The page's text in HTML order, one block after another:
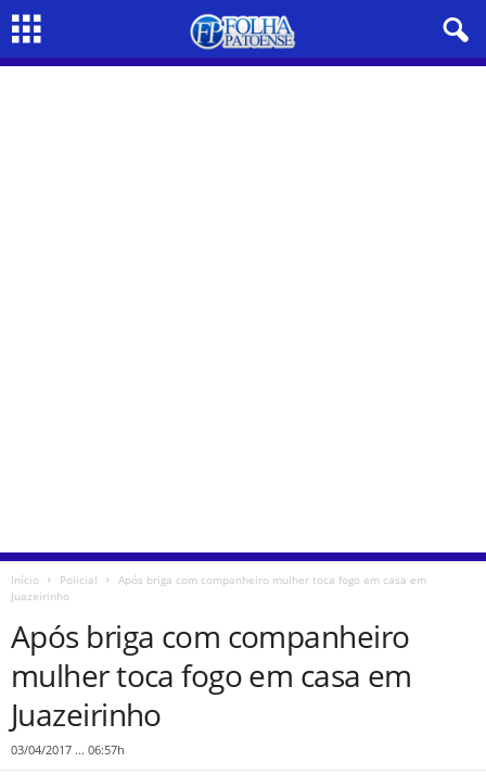
Início Policial
Após briga com companheiro mulher toca fogo em casa em
Juazeirinho
Após briga com companheiro
mulher toca fogo em casa em
Juazeirinho
03/04/2017 ... 06:57h